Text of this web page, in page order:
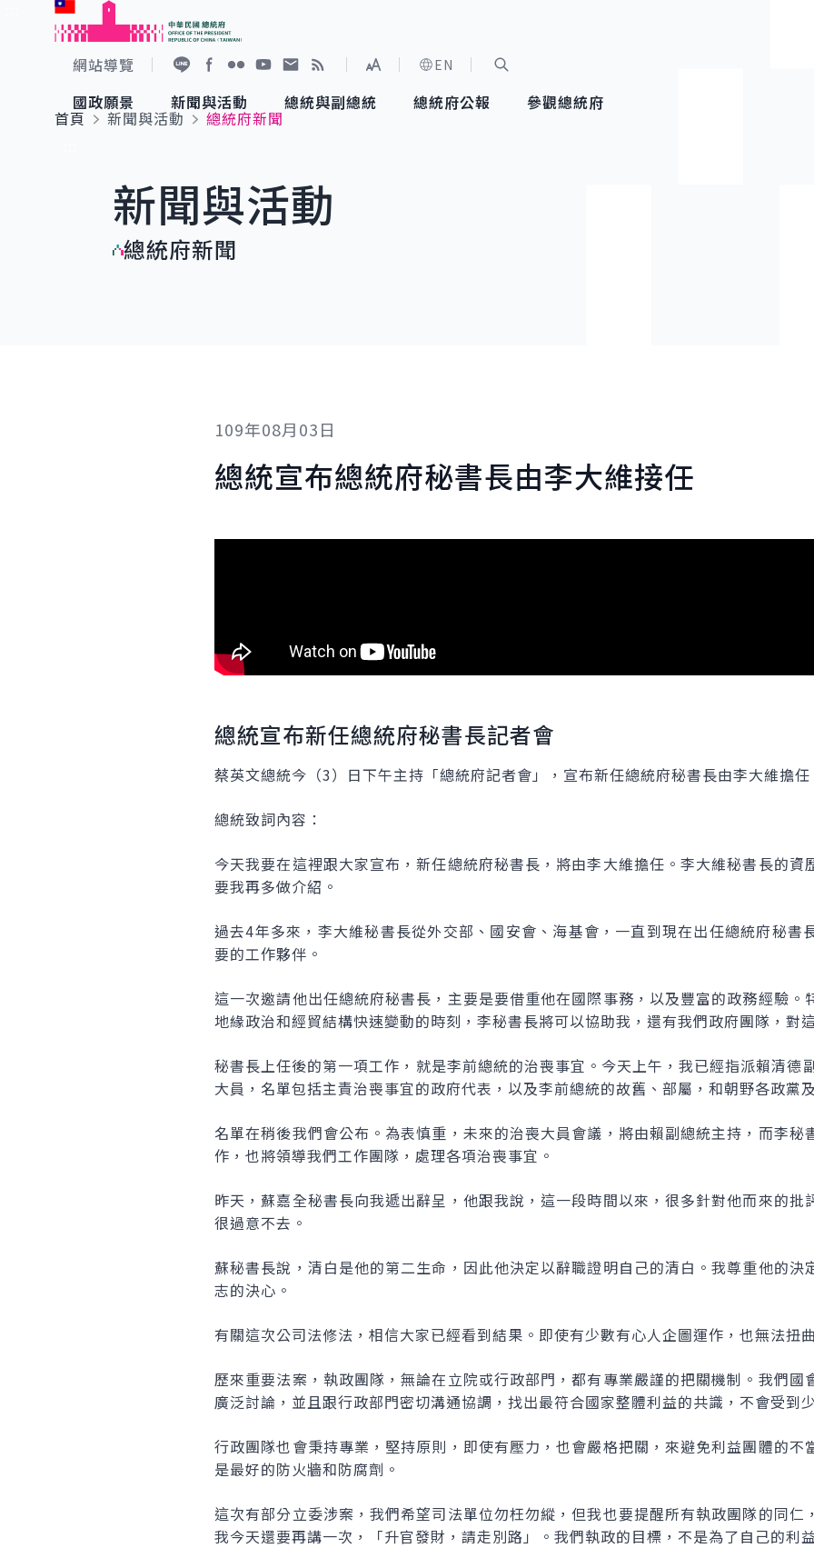
跳到主要內容
網站導覽
展開字級選單
EN
國政願景
國家氣候變遷對策委員會
重要談話
新聞與活動
總統府新聞
影音頻道
總統與副總統
賴清德總統
總統府公報 參觀總統府
參觀資訊
首頁 新聞與活動
總統府新聞
新聞與活動
總統府新聞
109年08月03日
總統宣布總統府秘書長由李大維接任
總統宣布新任總統府秘書長記者會
蔡英文總統今（3）日下午主持「總統府記者會」，宣布新任總統府秘書長由李大維擔
總統致詞內容：
今天我要在這裡跟大家宣布，新任總統府秘書長，將由李大維擔任。李大維秘書長的資
要我再多做介紹。
過去4年多來，李大維秘書長從外交部、國安會、海基會，一直到現在出任總統府秘書
要的工作夥伴。
這一次邀請他出任總統府秘書長，主要是要借重他在國際事務，以及豐富的政務經驗。
地緣政治和經貿結構快速變動的時刻，李秘書長將可以協助我，還有我們政府團隊，對
秘書長上任後的第一項工作，就是李前總統的治喪事宜。今天上午，我已經指派賴清德
大員，名單包括主責治喪事宜的政府代表，以及李前總統的故舊、部屬，和朝野各政黨
名單在稍後我們會公布。為表慎重，未來的治喪大員會議，將由賴副總統主持，而李秘
作，也將領導我們工作團隊，處理各項治喪事宜。
昨天，蘇嘉全秘書長向我遞出辭呈，他跟我說，這一段時間以來，很多針對他而來的批
很過意不去。
蘇秘書長說，清白是他的第二生命，因此他決定以辭職證明自己的清白。我尊重他的決
志的決心。
有關這次公司法修法，相信大家已經看到結果。即使有少數有心人企圖運作，也無法扭
歷來重要法案，執政團隊，無論在立院或行政部門，都有專業嚴謹的把關機制。我們國
廣泛討論，並且跟行政部門密切溝通協調，找出最符合國家整體利益的共識，不會受到
行政團隊也會秉持專業，堅持原則，即使有壓力，也會嚴格把關，來避免利益團體的不
是最好的防火牆和防腐劑。
這次有部分立委涉案，我們希望司法單位勿枉勿縱，但我也要提醒所有執政團隊的同仁
我今天還要再講一次，「升官發財，請走別路」。我們執政的目標，不是為了自己的利